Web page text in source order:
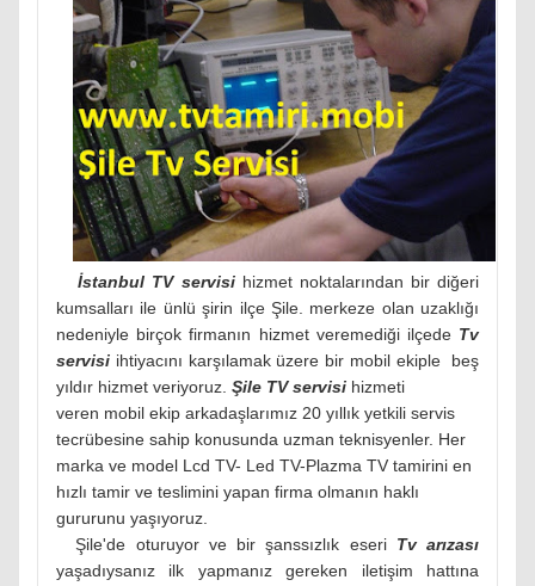
İstanbul TV servisihizmet noktalarından bir diğeri
kumsalları ile ünlü şirin ilçe Şile. merkeze olan uzaklığı
nedeniyle birçok firmanın hizmet veremediği ilçede Tv
servisi ihtiyacını karşılamak üzere bir mobil ekiple beş
yıldır hizmet veriyoruz. Şile TV servisi hizmeti
veren mobil ekip arkadaşlarımız 20 yıllık yetkili servis
tecrübesine sahip konusunda uzman teknisyenler. Her
marka ve model Lcd TV- Led TV-Plazma TV tamirini en
hızlı tamir ve teslimini yapan firma olmanın haklı
gururunu yaşıyoruz.
Şile'de oturuyor ve bir şanssızlık eseri Tv arızası
yaşadıysanız ilk yapmanız gereken iletişim hattına